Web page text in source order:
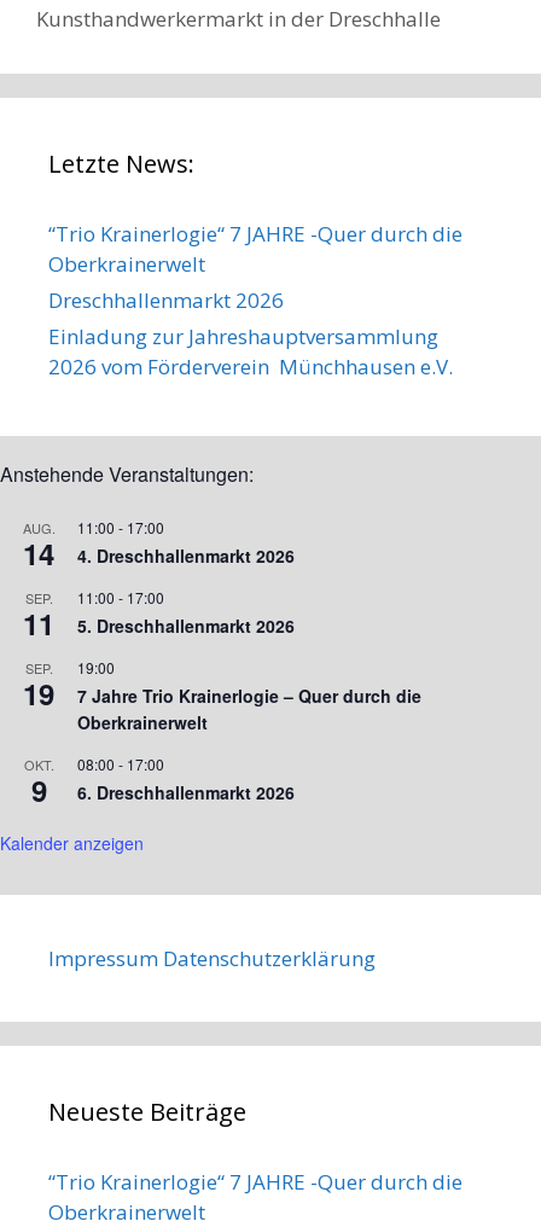
Kunsthandwerkermarkt in der Dreschhalle
Letzte News:
“Trio Krainerlogie“ 7 JAHRE -Quer durch die
Oberkrainerwelt
Dreschhallenmarkt 2026
Einladung zur Jahreshauptversammlung
2026 vom Förderverein Münchhausen e.V.
Anstehende Veranstaltungen:
AUG.
14
11:00 - 17:00
4. Dreschhallenmarkt 2026
SEP.
11
11:00 - 17:00
5. Dreschhallenmarkt 2026
SEP.
19
19:00
7 Jahre Trio Krainerlogie – Quer durch die
Oberkrainerwelt
OKT.
9
08:00 - 17:00
6. Dreschhallenmarkt 2026
Kalender anzeigen
Impressum Datenschutzerklärung
Neueste Beiträge
“Trio Krainerlogie“ 7 JAHRE -Quer durch die
Oberkrainerwelt